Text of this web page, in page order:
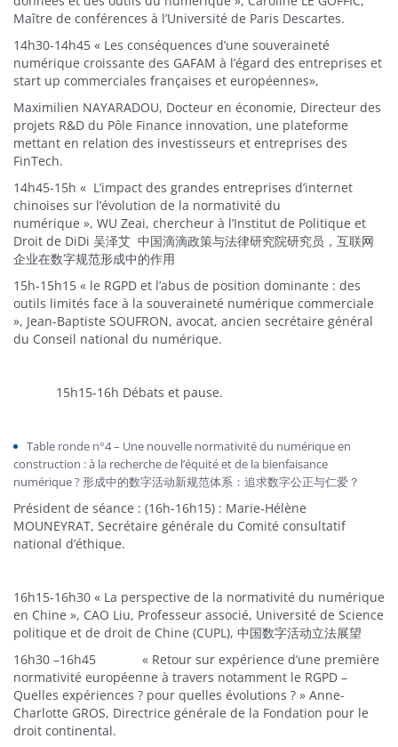
Maître de conférences à l’Université de Paris Descartes.
14h30-14h45 « Les conséquences d’une souveraineté
numérique croissante des GAFAM à l’égard des entreprises et
start up commerciales françaises et européennes»,
Maximilien NAYARADOU, Docteur en économie, Directeur des
projets R&D du Pôle Finance innovation, une plateforme
mettant en relation des investisseurs et entreprises des
FinTech.
14h45-15h « L’impact des grandes entreprises d’internet
chinoises sur l’évolution de la normativité du
numérique », WU Zeai, chercheur à l’Institut de Politique et
Droit de DiDi 吴泽艾 中国滴滴政策与法律研究院研究员，互联网
企业在数字规范形成中的作用
15h-15h15 « le RGPD et l’abus de position dominante : des
outils limités face à la souveraineté numérique commerciale
», Jean-Baptiste SOUFRON, avocat, ancien secrétaire général
du Conseil national du numérique.
15h15-16h Débats et pause.
Table ronde n°4 – Une nouvelle normativité du numérique en
construction : à la recherche de l’équité et de la bienfaisance
numérique ? 形成中的数字活动新规范体系：追求数字公正与仁爱？
Président de séance : (16h-16h15) : Marie-Hélène
MOUNEYRAT, Secrétaire générale du Comité consultatif
national d’éthique.
16h15-16h30 « La perspective de la normativité du numérique
en Chine », CAO Liu, Professeur associé, Université de Science
politique et de droit de Chine (CUPL), 中国数字活动立法展望
16h30 –16h45 « Retour sur expérience d’une première
normativité européenne à travers notamment le RGPD –
Quelles expériences ? pour quelles évolutions ? » Anne-
Charlotte GROS, Directrice générale de la Fondation pour le
droit continental.